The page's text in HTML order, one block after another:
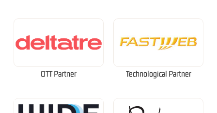
OTT Partner Technological Partner